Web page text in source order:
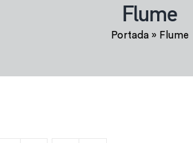
Flume
Portada» Flume